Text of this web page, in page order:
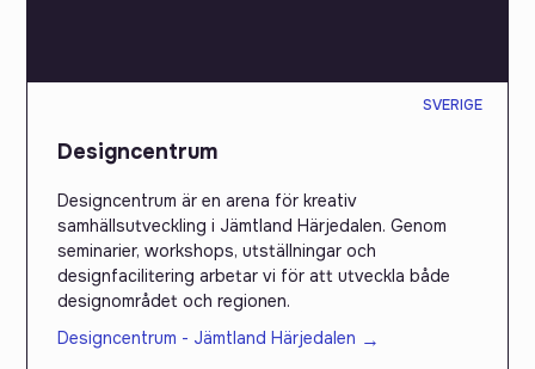
SVERIGE
Designcentrum
Designcentrum är en arena för kreativ
samhällsutveckling i Jämtland Härjedalen. Genom
seminarier, workshops, utställningar och
designfacilitering arbetar vi för att utveckla både
designområdet och regionen.
Designcentrum - Jämtland Härjedalen →